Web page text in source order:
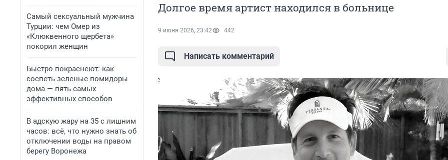
Самый сексуальный мужчина
Турции: чем Омер из
«Клюквенного щербета»
покорил женщин
Быстро покраснеют: как
соспеть зеленые помидоры
дома — пять самых
эффективных способов
В адскую жару на 35 с лишним
часов: всё, что нужно знать об
отключении воды на правом
берегу Воронежа
Долгое время артист находился в больнице
9 июня 2026, 23:42 442
Написать комментарий